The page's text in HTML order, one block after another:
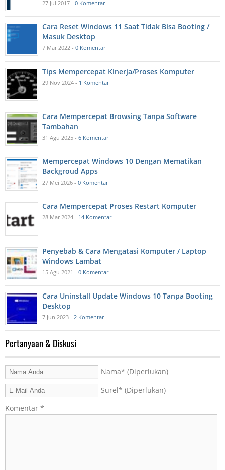
27 Jul 2017 - 0 Komentar
Cara Reset Windows 11 Saat Tidak Bisa Booting /
Masuk Desktop
7 Mar 2022 - 0 Komentar
Tips Mempercepat Kinerja/Proses Komputer
29 Nov 2024 - 1 Komentar
Cara Mempercepat Browsing Tanpa Software
Tambahan
31 Agu 2025 - 6 Komentar
Mempercepat Windows 10 Dengan Mematikan
Backgroud Apps
27 Mei 2026 - 0 Komentar
Cara Mempercepat Proses Restart Komputer
28 Mar 2024 - 14 Komentar
Penyebab & Cara Mengatasi Komputer / Laptop
Windows Lambat
15 Agu 2021 - 0 Komentar
Cara Uninstall Update Windows 10 Tanpa Booting
Desktop
7 Jun 2023 - 2 Komentar
Pertanyaan & Diskusi
Nama* (Diperlukan)
Surel* (Diperlukan)
Komentar *